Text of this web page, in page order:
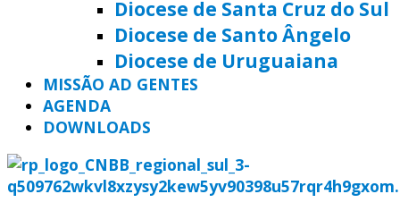
Diocese de Santa Cruz do Sul
Diocese de Santo Ângelo
Diocese de Uruguaiana
MISSÃO AD GENTES
AGENDA
DOWNLOADS